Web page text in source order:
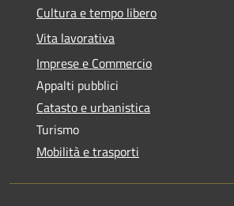
Cultura e tempo libero
Vita lavorativa
Imprese e Commercio
Appalti pubblici
Catasto e urbanistica
Turismo
Mobilità e trasporti